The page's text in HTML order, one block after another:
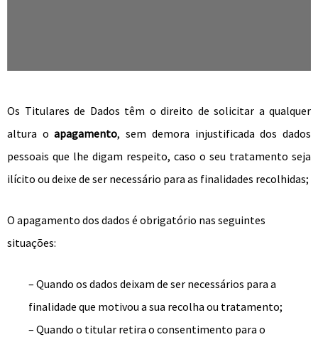
Os Titulares de Dados têm o direito de solicitar a qualquer
altura oapagamento,sem demora injustificada dos dados
pessoais que lhe digam respeito, caso o seu tratamento seja
ilícito ou deixe de ser necessário para as finalidades recolhidas;
O apagamento dos dados é obrigatório nas seguintes
situações:
– Quando os dados deixam de ser necessários para a
finalidade que motivou a sua recolha ou tratamento;
– Quando o titular retira o consentimento para o